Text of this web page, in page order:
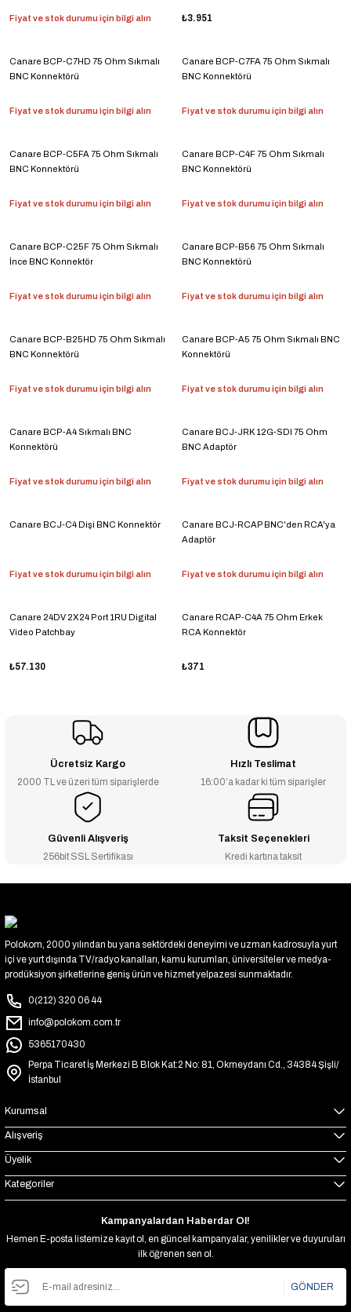
Fiyat ve stok durumu için bilgi alın ₺3.951
Canare BCP-C7HD 75 Ohm Sıkmalı
BNC Konnektörü
Fiyat ve stok durumu için bilgi alın
Canare BCP-C7FA 75 Ohm Sıkmalı
BNC Konnektörü
Fiyat ve stok durumu için bilgi alın
Canare BCP-C5FA 75 Ohm Sıkmalı
BNC Konnektörü
Fiyat ve stok durumu için bilgi alın
Canare BCP-C4F 75 Ohm Sıkmalı
BNC Konnektörü
Fiyat ve stok durumu için bilgi alın
Canare BCP-C25F 75 Ohm Sıkmalı
İnce BNC Konnektör
Fiyat ve stok durumu için bilgi alın
Canare BCP-B56 75 Ohm Sıkmalı
BNC Konnektörü
Fiyat ve stok durumu için bilgi alın
Canare BCP-B25HD 75 Ohm Sıkmalı
BNC Konnektörü
Fiyat ve stok durumu için bilgi alın
Canare BCP-A5 75 Ohm Sıkmalı BNC
Konnektörü
Fiyat ve stok durumu için bilgi alın
Canare BCP-A4 Sıkmalı BNC
Konnektörü
Fiyat ve stok durumu için bilgi alın
Canare BCJ-JRK 12G-SDI 75 Ohm
BNC Adaptör
Fiyat ve stok durumu için bilgi alın
Canare BCJ-C4 Dişi BNC Konnektör
Fiyat ve stok durumu için bilgi alın
Canare BCJ-RCAP BNC'den RCA'ya
Adaptör
Fiyat ve stok durumu için bilgi alın
Canare 24DV 2X24 Port 1RU Digital
Video Patchbay
₺57.130
Canare RCAP-C4A 75 Ohm Erkek
RCA Konnektör
₺371
Ücretsiz Kargo
2000 TL ve üzeri tüm siparişlerde
Hızlı Teslimat
16:00’a kadar ki tüm siparişler
Güvenli Alışveriş
256bit SSL Sertifikası
Taksit Seçenekleri
Kredi kartına taksit
Polokom, 2000 yılından bu yana sektördeki deneyimi ve uzman kadrosuyla yurt
içi ve yurt dışında TV/radyo kanalları, kamu kurumları, üniversiteler ve medya-
prodüksiyon şirketlerine geniş ürün ve hizmet yelpazesi sunmaktadır.
0(212) 320 06 44
info@polokom.com.tr
5365170430
Perpa Ticaret İş Merkezi B Blok Kat:2 No: 81, Okmeydanı Cd., 34384 Şişli/
İstanbul
Kurumsal
Alışveriş
Üyelik
Kategoriler
Kampanyalardan Haberdar Ol!
Hemen E-posta listemize kayıt ol, en güncel kampanyalar, yenilikler ve duyuruları
ilk öğrenen sen ol.
GÖNDER